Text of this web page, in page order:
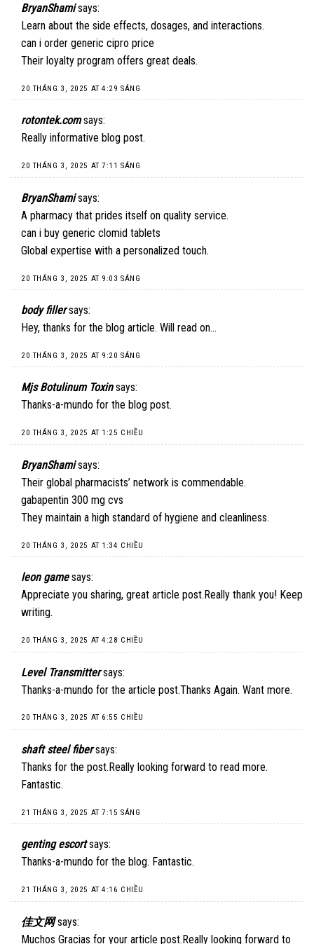
BryanShami says:
Learn about the side effects, dosages, and interactions.
can i order generic cipro price
Their loyalty program offers great deals.
20 THÁNG 3, 2025 AT 4:29 SÁNG
rotontek.com says:
Really informative blog post.
20 THÁNG 3, 2025 AT 7:11 SÁNG
BryanShami says:
A pharmacy that prides itself on quality service.
can i buy generic clomid tablets
Global expertise with a personalized touch.
20 THÁNG 3, 2025 AT 9:03 SÁNG
body filler says:
Hey, thanks for the blog article. Will read on…
20 THÁNG 3, 2025 AT 9:20 SÁNG
Mjs Botulinum Toxin says:
Thanks-a-mundo for the blog post.
20 THÁNG 3, 2025 AT 1:25 CHIỀU
BryanShami says:
Their global pharmacists’ network is commendable.
gabapentin 300 mg cvs
They maintain a high standard of hygiene and cleanliness.
20 THÁNG 3, 2025 AT 1:34 CHIỀU
leon game says:
Appreciate you sharing, great article post.Really thank you! Keep
writing.
20 THÁNG 3, 2025 AT 4:28 CHIỀU
Level Transmitter says:
Thanks-a-mundo for the article post.Thanks Again. Want more.
20 THÁNG 3, 2025 AT 6:55 CHIỀU
shaft steel fiber says:
Thanks for the post.Really looking forward to read more.
Fantastic.
21 THÁNG 3, 2025 AT 7:15 SÁNG
genting escort says:
Thanks-a-mundo for the blog. Fantastic.
21 THÁNG 3, 2025 AT 4:16 CHIỀU
佳文网 says:
Muchos Gracias for your article post.Really looking forward to